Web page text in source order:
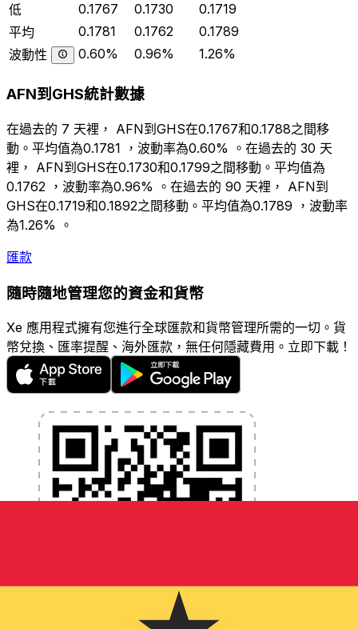
低
0.1767 0.1730
0.1719
平均
0.1781 0.1762
0.1789
波動性
0.60% 0.96% 1.26%
AFN到GHS統計數據
在過去的 7 天裡， AFN到GHS在0.1767和0.1788之間移
動。平均值為0.1781 ，波動率為0.60% 。在過去的 30 天
裡， AFN到GHS在0.1730和0.1799之間移動。平均值為
0.1762 ，波動率為0.96% 。在過去的 90 天裡， AFN到
GHS在0.1719和0.1892之間移動。平均值為0.1789 ，波動率
為1.26% 。
匯款
隨時隨地管理您的資金和貨幣
Xe 應用程式擁有您進行全球匯款和貨幣管理所需的一切。貨
幣兌換、匯率提醒、海外匯款，無任何隱藏費用。立即下載！